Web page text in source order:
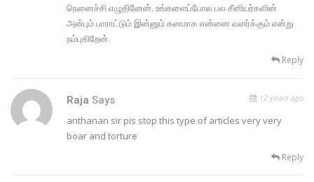
நெனைச்சி எழுதினேன். உங்களைப்போல பல சீனியர்களின்
அன்பும் பாராட்டும் இன்னும் கனமாக என்னை வளர்க்கும் என்று
நம்புகிறேன்.
Reply
Raja Says 12 years ago
anthanan sir pis stop this type of articles very very
boar and torture
Reply